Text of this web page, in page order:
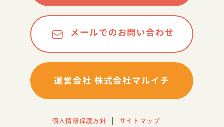
メールでのお問い合わせ
運営会社 株式会社マルイチ
個人情報保護方針 サイトマップ